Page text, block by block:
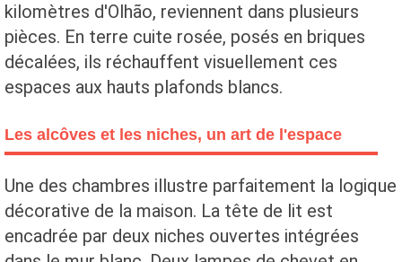
kilomètres d'Olhão, reviennent dans plusieurs
pièces. En terre cuite rosée, posés en briques
décalées, ils réchauffent visuellement ces
espaces aux hauts plafonds blancs.
Les alcôves et les niches, un art de l'espace
Une des chambres illustre parfaitement la logique
décorative de la maison. La tête de lit est
encadrée par deux niches ouvertes intégrées